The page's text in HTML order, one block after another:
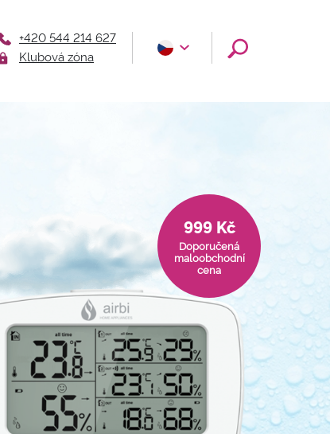
+420 544 214 627
Klubová zóna
999 Kč
Doporučená
maloobchodní
cena